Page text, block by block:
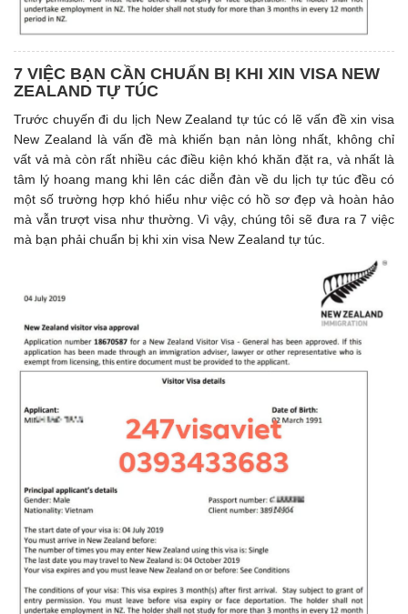
7 VIỆC BẠN CẦN CHUẨN BỊ KHI XIN VISA NEW
ZEALAND TỰ TÚC
Trước chuyến đi du lịch New Zealand tự túc có lẽ vấn đề xin visa
New Zealand là vấn đề mà khiến bạn nản lòng nhất, không chỉ
vất vả mà còn rất nhiều các điều kiện khó khăn đặt ra, và nhất là
tâm lý hoang mang khi lên các diễn đàn về du lịch tự túc đều có
một số trường hợp khó hiểu như việc có hồ sơ đẹp và hoàn hảo
mà vẫn trượt visa như thường. Vì vậy, chúng tôi sẽ đưa ra 7 việc
mà bạn phải chuẩn bị khi xin visa New Zealand tự túc.